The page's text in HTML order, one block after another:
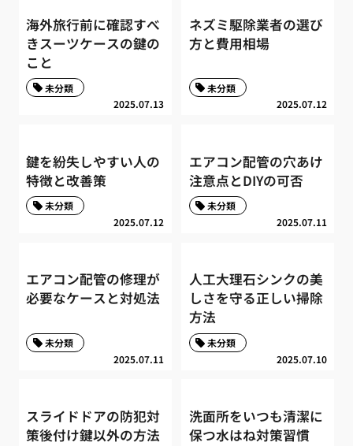
海外旅行前に確認すべ
きスーツケースの鍵の
こと
2025.07.13
未分類
ネズミ駆除業者の選び
方と費用相場
2025.07.12
未分類
鍵を紛失しやすい人の
特徴と改善策
2025.07.12
未分類
エアコン配管の穴あけ
注意点とDIYの可否
2025.07.11
未分類
エアコン配管の修理が
必要なケースと対処法
2025.07.11
未分類
人工大理石シンクの美
しさを守る正しい掃除
方法
2025.07.10
未分類
スライドドアの防犯対
策後付け鍵以外の方法
洗面所をいつも清潔に
保つ水はね対策習慣